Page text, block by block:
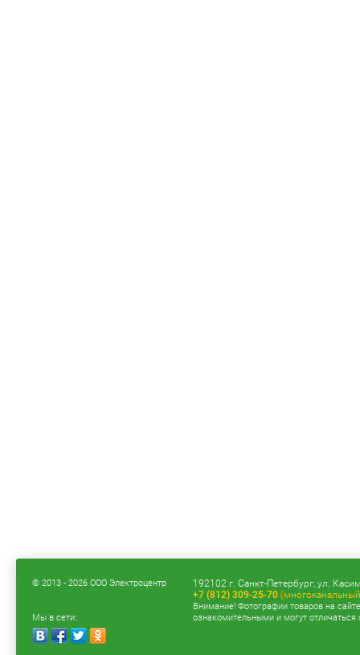
© 2013 - 2026 ООО Электроцентр
Мы в сети:
192102 г. Санкт-Петербург, ул.
+7 (812) 309-25-70
Внимание! Фотографии товаров на
ознакомительными и могут отличаться